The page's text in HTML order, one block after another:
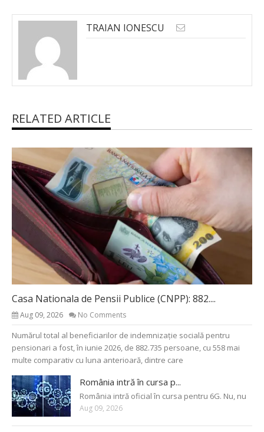
TRAIAN IONESCU
RELATED ARTICLE
Casa Nationala de Pensii Publice (CNPP): 882....
Aug 09, 2026 No Comments
Numărul total al beneficiarilor de indemnizație socială pentru
pensionari a fost, în iunie 2026, de 882.735 persoane, cu 558 mai
multe comparativ cu luna anterioară, dintre care
România intră în cursa p...
România intră oficial în cursa pentru 6G. Nu, nu
Aug 09, 2026